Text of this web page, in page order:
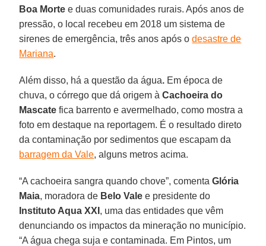
Boa Morte e duas comunidades rurais. Após anos de
pressão, o local recebeu em 2018 um sistema de
sirenes de emergência, três anos após odesastre de
Mariana.
Além disso, há a questão da água. Em época de
chuva, o córrego que dá origem àCachoeira do
Mascate fica barrento e avermelhado, como mostra a
foto em destaque na reportagem. É o resultado direto
da contaminação por sedimentos que escapam da
barragem da Vale, alguns metros acima.
“A cachoeira sangra quando chove”, comentaGlória
Maia, moradora de Belo Vale e presidente do
Instituto Aqua XXI , uma das entidades que vêm
denunciando os impactos da mineração no município.
“A água chega suja e contaminada. Em Pintos, um